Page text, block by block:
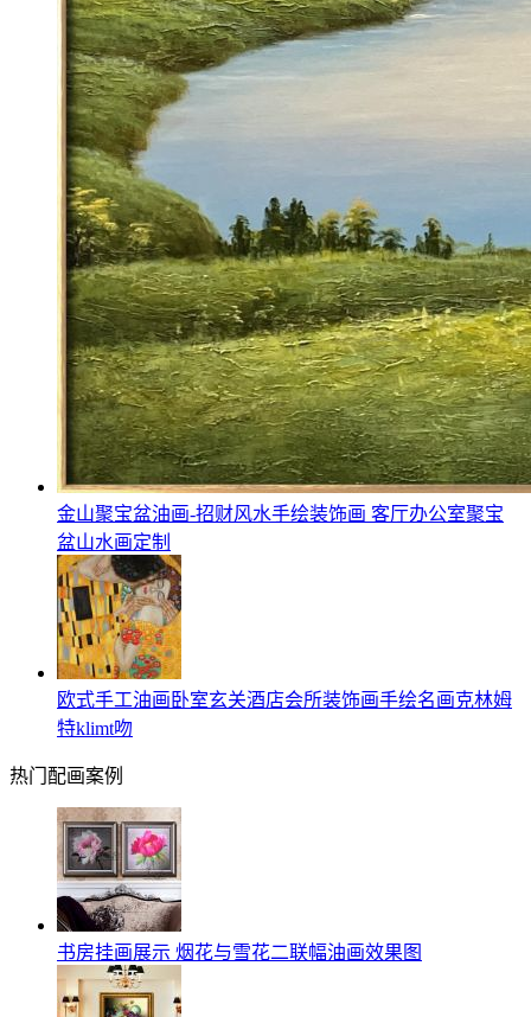
金山聚宝盆油画-招财风水手绘装饰画 客厅办公室聚宝
盆山水画定制
欧式手工油画卧室玄关酒店会所装饰画手绘名画克林姆
特klimt吻
热门配画案例
书房挂画展示 烟花与雪花二联幅油画效果图